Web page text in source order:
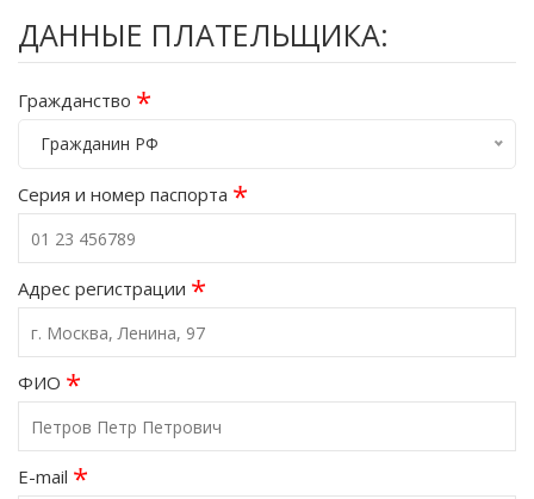
ДАННЫЕ ПЛАТЕЛЬЩИКА:
Гражданство *
Гражданин РФ
Серия и номер паспорта *
Адрес регистрации *
ФИО *
E-mail *